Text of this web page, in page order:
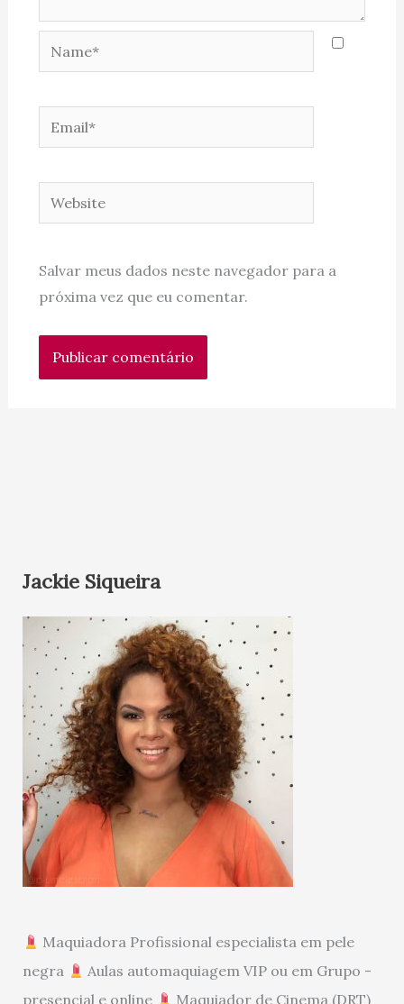
Name*
Email*
Website
Salvar meus dados neste navegador para a
próxima vez que eu comentar.
Jackie Siqueira
Maquiadora Profissional especialista em pele
negra
Aulas automaquiagem VIP ou em Grupo -
presencial e online
Maquiador de Cinema (DRT)